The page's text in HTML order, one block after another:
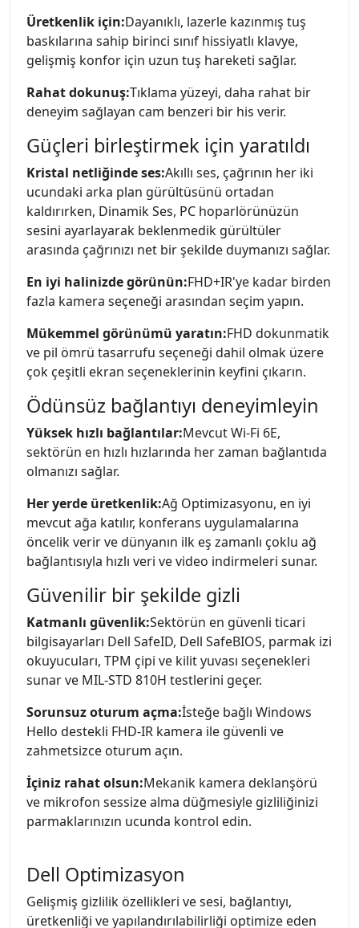
Üretkenlik için:Dayanıklı, lazerle kazınmış tuş
baskılarına sahip birinci sınıf hissiyatlı klavye,
gelişmiş konfor için uzun tuş hareketi sağlar.
Rahat dokunuş:Tıklama yüzeyi, daha rahat bir
deneyim sağlayan cam benzeri bir his verir.
Güçleri birleştirmek için yaratıldı
Kristal netliğinde ses:Akıllı ses, çağrının her iki
ucundaki arka plan gürültüsünü ortadan
kaldırırken, Dinamik Ses, PC hoparlörünüzün
sesini ayarlayarak beklenmedik gürültüler
arasında çağrınızı net bir şekilde duymanızı sağlar.
En iyi halinizde görünün:FHD+IR'ye kadar birden
fazla kamera seçeneği arasından seçim yapın.
Mükemmel görünümü yaratın:FHD dokunmatik
ve pil ömrü tasarrufu seçeneği dahil olmak üzere
çok çeşitli ekran seçeneklerinin keyfini çıkarın.
Ödünsüz bağlantıyı deneyimleyin
Yüksek hızlı bağlantılar:Mevcut Wi-Fi 6E,
sektörün en hızlı hızlarında her zaman bağlantıda
olmanızı sağlar.
Her yerde üretkenlik:Ağ Optimizasyonu, en iyi
mevcut ağa katılır, konferans uygulamalarına
öncelik verir ve dünyanın ilk eş zamanlı çoklu ağ
bağlantısıyla hızlı veri ve video indirmeleri sunar.
Güvenilir bir şekilde gizli
Katmanlı güvenlik:Sektörün en güvenli ticari
bilgisayarları Dell SafeID, Dell SafeBIOS, parmak izi
okuyucuları, TPM çipi ve kilit yuvası seçenekleri
sunar ve MIL-STD 810H testlerini geçer.
Sorunsuz oturum açma:İsteğe bağlı Windows
Hello destekli FHD-IR kamera ile güvenli ve
zahmetsizce oturum açın.
İçiniz rahat olsun:Mekanik kamera deklanşörü
ve mikrofon sessize alma düğmesiyle gizliliğinizi
parmaklarınızın ucunda kontrol edin.
Dell Optimizasyon
Gelişmiş gizlilik özellikleri ve sesi, bağlantıyı,
üretkenliği ve yapılandırılabilirliği optimize eden